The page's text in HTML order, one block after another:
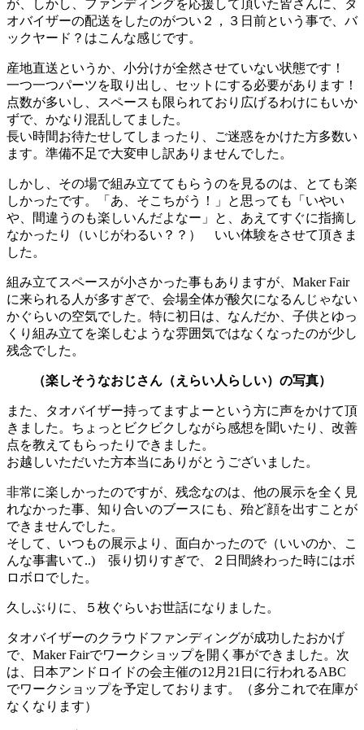
が、しかし、ファンディングを応援して頂いた皆さんに、タ
オバイザーの配送をしたのがつい２，３日前という事で、バ
ックヤード？はこんな感じです。
産地直送というか、小分けが全然させていない状態です！
一つ一つパーツを取り出し、セットにする必要があります！
点数が多いし、スペースも限られており広げるわけにもいか
ずで、かなり混乱してました。
長い時間お待たせしてしまったり、ご迷惑をかけた方多数い
ます。準備不足で大変申し訳ありませんでした。
しかし、その場で組み立ててもらうのを見るのは、とても楽
しかったです。「あ、そこちがう！」と思っても「いやい
や、間違うのも楽しいんだよなー」と、あえてすぐに指摘し
なかったり（いじがわるい？？） いい体験をさせて頂きま
した。
組み立てスペースが小さかった事もありますが、Maker Fair
に来られる人が多すぎで、会場全体が酸欠になるんじゃない
かぐらいの空気でした。特に初日は、なんだか、子供とゆっ
くり組み立てを楽しむような雰囲気ではなくなったのが少し
残念でした。
（楽しそうなおじさん（えらい人らしい）の写真）
また、タオバイザー持ってますよーという方に声をかけて頂
きました。ちょっとビクビクしながら感想を聞いたり、改善
点を教えてもらったりできました。
お越しいただいた方本当にありがとうございました。
非常に楽しかったのですが、残念なのは、他の展示を全く見
れなかった事、知り合いのブースにも、殆ど顔を出すことが
できませんでした。
そして、いつもの展示より、面白かったので（いいのか、こ
んな事書いて..) 張り切りすぎで、２日間終わった時にはボ
ロボロでした。
久しぶりに、５枚ぐらいお世話になりました。
タオバイザーのクラウドファンディングが成功したおかげ
で、Maker Fairでワークショップを開く事ができました。次
は、日本アンドロイドの会主催の12月21日に行われるABC
でワークショップを予定しております。（多分これで在庫が
なくなります）